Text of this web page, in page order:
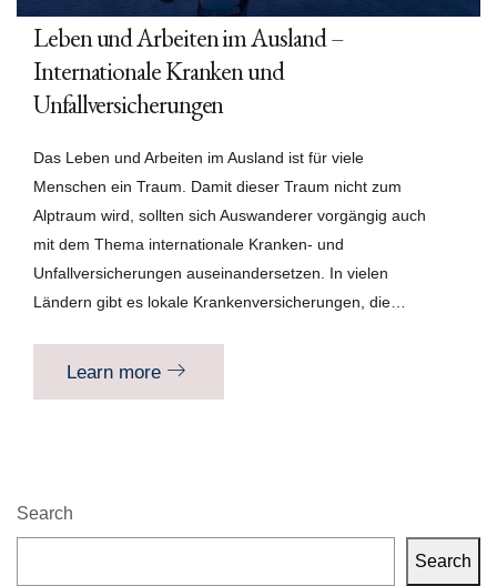
Leben und Arbeiten im Ausland –
Internationale Kranken und
Unfallversicherungen
Das Leben und Arbeiten im Ausland ist für viele
Menschen ein Traum. Damit dieser Traum nicht zum
Alptraum wird, sollten sich Auswanderer vorgängig auch
mit dem Thema internationale Kranken- und
Unfallversicherungen auseinandersetzen. In vielen
Ländern gibt es lokale Krankenversicherungen, die…
Learn more
Search
Search